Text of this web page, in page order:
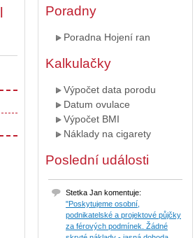
Poradny
Poradna Hojení ran
Kalkulačky
Výpočet data porodu
Datum ovulace
Výpočet BMI
Náklady na cigarety
Poslední události
Stetka Jan komentuje:
"Poskytujeme osobní,
podnikatelské a projektové půjčky
za férových podmínek. Žádné